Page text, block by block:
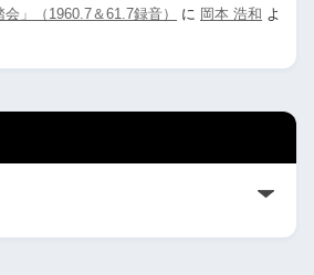
」（1960.7＆61.7録音）
に 岡本 浩和 よ